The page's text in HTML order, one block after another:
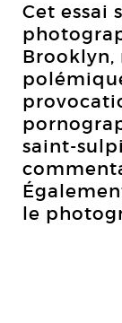
Cet essai
Brooklyn,
saint-
le